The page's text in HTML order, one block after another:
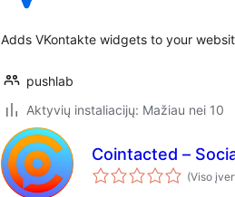
Adds VKontakte widgets to your
pushlab
Aktyvių instaliacijų: Mažiau nei 10
Cointacted –
(Viso